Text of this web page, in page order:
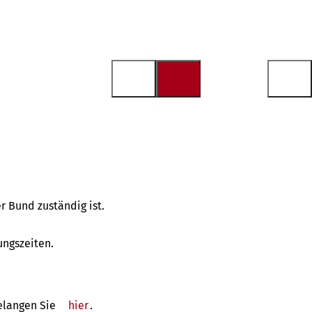
Bund zuständig ist.
Sie hier(Öffnet
.